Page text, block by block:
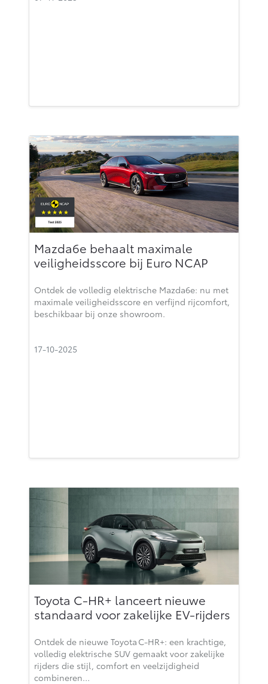
Mazda6e behaalt maximale
veiligheidsscore bij Euro NCAP
Ontdek de volledig elektrische Mazda6e: nu met
maximale veiligheidsscore en verfijnd rijcomfort,
beschikbaar bij onze showroom.
17-10-2025
Toyota C‑HR+ lanceert nieuwe
standaard voor zakelijke EV‑rijders
Ontdek de nieuwe Toyota C‑HR+: een krachtige,
volledig elektrische SUV gemaakt voor zakelijke
rijders die stijl, comfort en veelzijdigheid
combineren…